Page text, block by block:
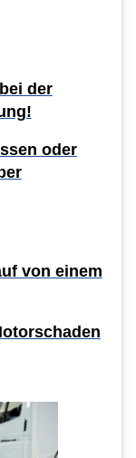
der
oder
von einem